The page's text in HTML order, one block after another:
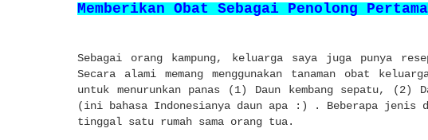
Memberikan Obat Sebagai Penolong Pertama
Sebagai orang kampung, keluarga saya juga punya
Secara alami memang menggunakan tanaman obat
untuk menurunkan panas (1) Daun kembang sepatu, (2)
(ini bahasa Indonesianya daun apa :) . Beberapa jenis
tinggal satu rumah sama orang tua.